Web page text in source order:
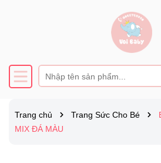
Trang chủ Trang Sức Cho Bé
MIX ĐÁ MÀU